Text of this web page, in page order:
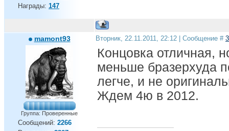
Награды: 147
mamont93
Группа: Проверенные
Сообщений: 2266
Вторник, 22.11.2011, 22:12 | Сообщение #
Концовка отличная,
меньше бразерхуда
легче, и не
Ждем 4ю в 2012.